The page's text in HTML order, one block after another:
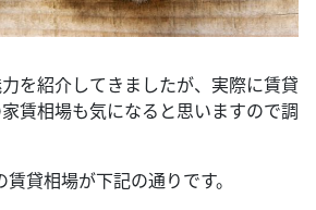
を紹介してきましたが、実際に賃貸
賃相場も気になると思いますので調
貸相場が下記の通りです。